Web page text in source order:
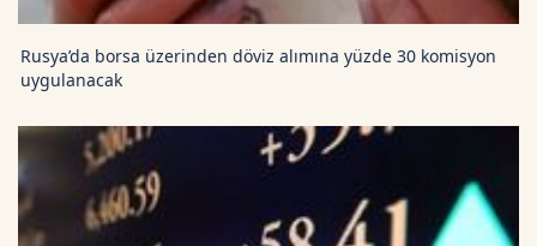
Rusya’da borsa üzerinden döviz alımına yüzde 30 komisyon
uygulanacak